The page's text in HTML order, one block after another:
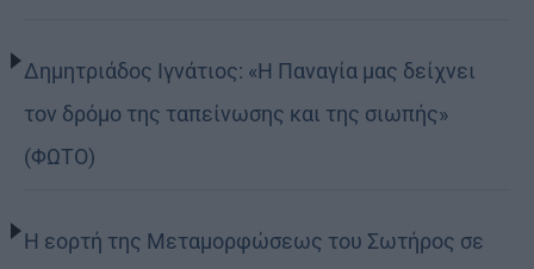
Δημητριάδος Ιγνάτιος: «Η Παναγία μας δείχνει
τον δρόμο της ταπείνωσης και της σιωπής»
(ΦΩΤΟ)
Η εορτή της Μεταμορφώσεως του Σωτήρος σε